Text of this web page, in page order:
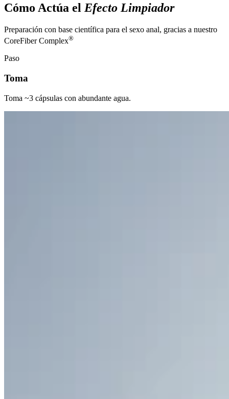
Cómo Actúa el Efecto Limpiador
Preparación con base científica para el sexo anal, gracias a nuestro
CoreFiber Complex®
Paso
Toma
Toma ~3 cápsulas con abundante agua.